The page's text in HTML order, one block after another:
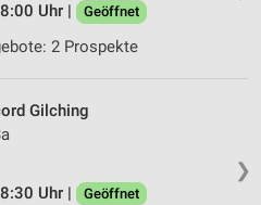
Uhr |
Geöffnet
2 Prospekte
❯
Gilching
Uhr |
Geöffnet